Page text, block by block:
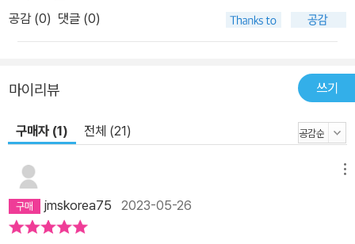
되어야 하는 것이다. ‘부모’라는 안전기지를 통해 아이는 힘차게 자신
의 삶을 살아갈 수 있다. 책에서는 아이에게 모든 것을 해주어야 한다
는 여유를 가진 ‘그럭저럭 괜찮은 부모’의 시선을 갖자고 말한다. 누구
선을 다한 부모의 진심을 아이는 본능적으로 알아보기 때문이다. 또
아보게 만드는 통찰력을 선사하며, 내 아이가 살아가면서 좌절과 절
망이 있더라도, 버텨주는 부모의 안정된 믿음을 통해 아이는 건강하
고 훌륭하게 자란다는 용기를 불어넣어준다. 이 책에 쏟아진 수많은
공감 (0) 댓글 (0)
마이리뷰 쓰기
구매자 (1) 전체 (21)
jmskorea75 2023-05-26